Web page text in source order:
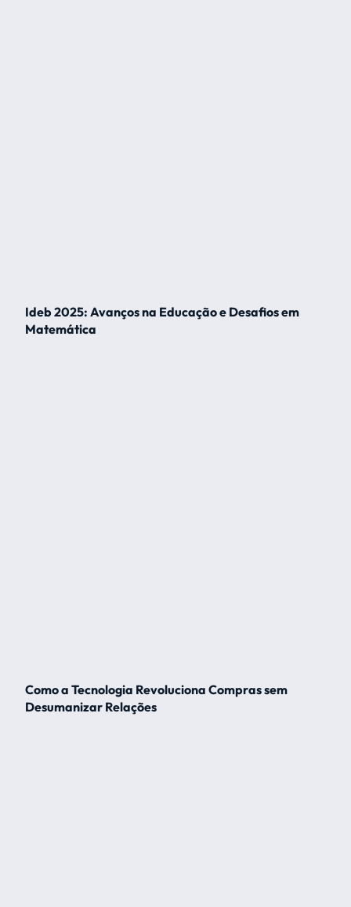
Ideb 2025: Avanços na Educação e Desafios em
Matemática
Como a Tecnologia Revoluciona Compras sem
Desumanizar Relações